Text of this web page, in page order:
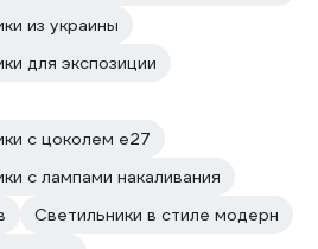
из украины
для экспозиции
с цоколем e27
с лампами накаливания
Светильники в стиле модерн